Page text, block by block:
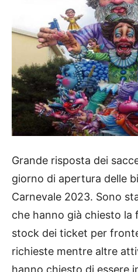
Grande risposta dei
giorno di apertura delle
Carnevale 2023. Sono
che hanno già chiesto la
stock dei ticket per
richieste mentre altre
hanno chiesto di essere